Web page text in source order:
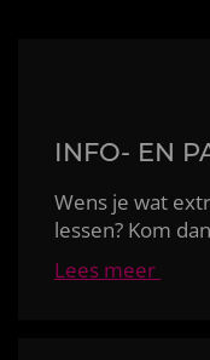
INFO- EN
Wens je wat
lessen? Kom
Lees meer